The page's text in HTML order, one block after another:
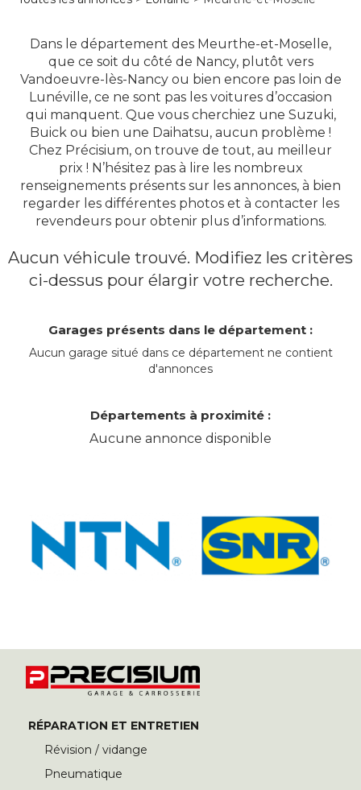
Dans le département des Meurthe-et-Moselle,
que ce soit du côté de Nancy, plutôt vers
Vandoeuvre-lès-Nancy ou bien encore pas loin de
Lunéville, ce ne sont pas les voitures d’occasion
qui manquent. Que vous cherchiez une Suzuki,
Buick ou bien une Daihatsu, aucun problème !
Chez Précisium, on trouve de tout, au meilleur
prix ! N’hésitez pas à lire les nombreux
renseignements présents sur les annonces, à bien
regarder les différentes photos et à contacter les
revendeurs pour obtenir plus d’informations.
Aucun véhicule trouvé. Modifiez les critères
ci-dessus pour élargir votre recherche.
Garages présents dans le département :
Aucun garage situé dans ce département ne contient
d'annonces
Départements à proximité :
Aucune annonce disponible
RÉPARATION ET ENTRETIEN
Révision / vidange
Pneumatique